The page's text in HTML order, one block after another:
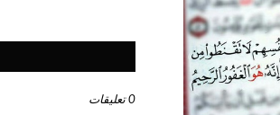
0 تعليقات